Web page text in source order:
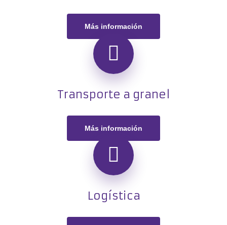
Más información
Transporte a granel
Más información
Logística